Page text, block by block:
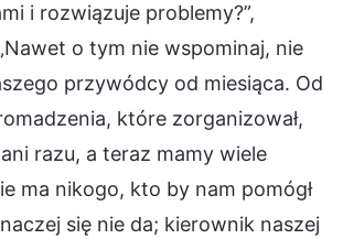
i rozwiązuje problemy?”,
o tym nie wspominaj, nie
przywódcy od miesiąca. Od
które zorganizował,
ani razu, a teraz mamy wiele
ma nikogo, kto by nam pomógł
się nie da; kierownik naszej